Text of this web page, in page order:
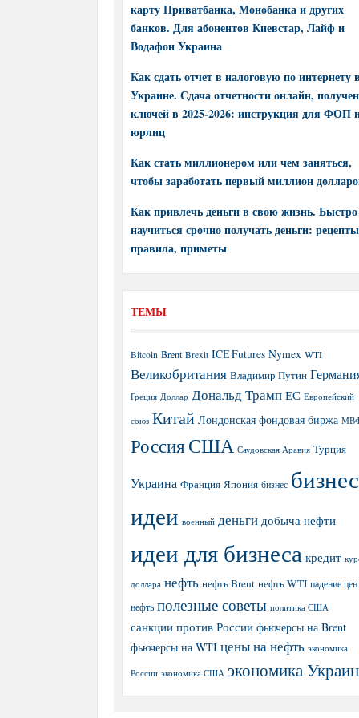
карту Приватбанка, Монобанка и других
банков. Для абонентов Киевстар, Лайф и
Водафон Украина
Как сдать отчет в налоговую по интернету в
Украине. Сдача отчетности онлайн,
ключей в 2025-2026: инструкция для ФОП
юрлиц
Как стать миллионером или чем заняться,
чтобы заработать первый миллион
Как привлечь деньги в свою жизнь. Быстро
научиться срочно получать деньги:
правила, приметы
ТЕМЫ
Bitcoin Brent Brexit ICE Futures Nymex WTI
Великобритания Владимир Путин
Греция Доллар Дональд Трамп ЕС Европейский
союз Китай Лондонская фондовая биржа
РоссияСША Саудовская Аравия Турция
Украина Франция Япония бизнес бизнес
идеи военный деньги добыча нефти
идеи для бизнеса кредит
доллара нефть нефть Brent нефть WTI падение
нефть полезные советы политика США
санкции против России фьючерсы на Brent
фьючерсы на WTI цены на нефть экономика
России экономика США экономика